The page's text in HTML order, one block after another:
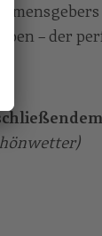
– der